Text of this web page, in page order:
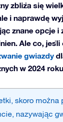
zbliża się
i naprawdę
znane opcje
Ale co,
gwiazdy
w 2024
skoro
nazywając